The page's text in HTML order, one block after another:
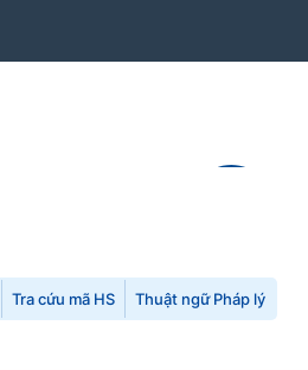
Tra cứu mã HS Thuật ngữ Pháp lý